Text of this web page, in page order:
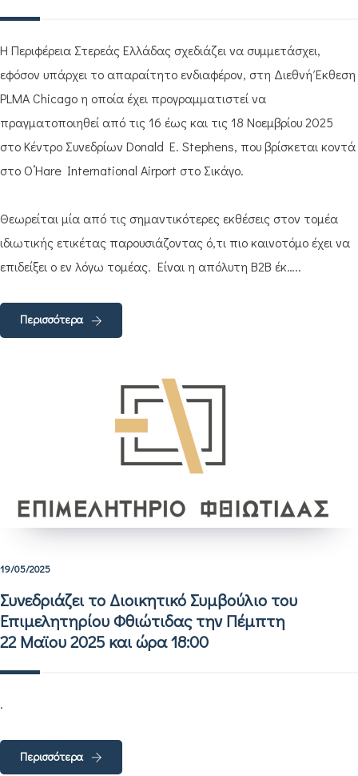
Η Περιφέρεια Στερεάς Ελλάδας σχεδιάζει να συμμετάσχει,
εφόσον υπάρχει το απαραίτητο ενδιαφέρον, στη Διεθνή Έκθεση
PLMA Chicago η οποία έχει προγραμματιστεί να
πραγματοποιηθεί από τις 16 έως και τις 18 Noεμβρίου 2025
στο Κέντρο Συνεδρίων Donald E. Stephens, που βρίσκεται κοντά
στο O’Hare International Airport στο Σικάγο.
Θεωρείται μία από τις σημαντικότερες εκθέσεις στον τομέα
ιδιωτικής ετικέτας παρουσιάζοντας ό,τι πιο καινοτόμο έχει να
επιδείξει ο εν λόγω τομέας. Είναι η απόλυτη Β2Β έκ…..
Περισσότερα
19/05/2025
Συνεδριάζει το Διοικητικό Συμβούλιο του
Επιμελητηρίου Φθιώτιδας την Πέμπτη
22 Μαϊου 2025 και ώρα 18:00
.
Περισσότερα